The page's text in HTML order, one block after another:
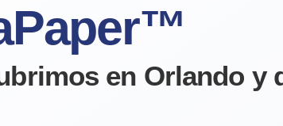
en Orlando y